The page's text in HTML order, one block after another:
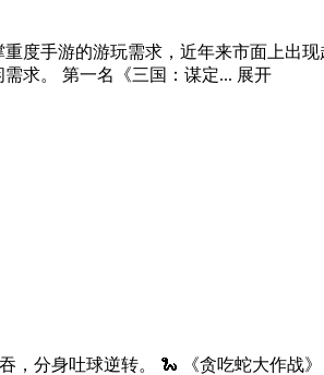
度手游的游玩需求，近年来市面上出
求。 第一名《三国：谋定... 展开
分身吐球逆转。 🐍 《贪吃蛇大作战